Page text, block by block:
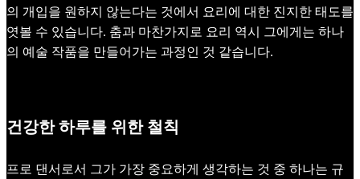
의 개입을 원하지 않는다는 것에서 요리에 대한 진지한 태도를
엿볼 수 있습니다. 춤과 마찬가지로 요리 역시 그에게는 하나
의 예술 작품을 만들어가는 과정인 것 같습니다.
건강한 하루를 위한 철칙
프로 댄서로서 그가 가장 중요하게 생각하는 것 중 하나는 규